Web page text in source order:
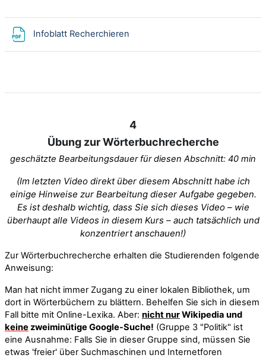
Infoblatt Recherchieren
4
Übung zur Wörterbuchrecherche
geschätzte Bearbeitungsdauer für diesen Abschnitt: 40 min
(Im letzten Video direkt über diesem Abschnitt habe ich
einige Hinweise zur Bearbeitung dieser Aufgabe gegeben.
Es ist deshalb wichtig, dass Sie sich dieses Video – wie
überhaupt alle Videos in diesem Kurs – auch tatsächlich und
konzentriert anschauen!)
Zur Wörterbuchrecherche erhalten die Studierenden folgende
Anweisung:
Man hat nicht immer Zugang zu einer lokalen Bibliothek, um
dort in Wörterbüchern zu blättern. Behelfen Sie sich in diesem
Fall bitte mit Online-Lexika. Aber: nicht nurWikipedia und
keinezweiminütige Google-Suche! (Gruppe 3 "Politik" ist
eine Ausnahme: Falls Sie in dieser Gruppe sind, müssen Sie
etwas 'freier' über Suchmaschinen und Internetforen